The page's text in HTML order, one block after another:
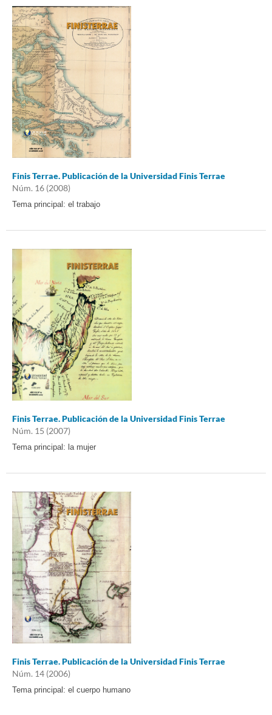
Finis Terrae. Publicación de la Universidad Finis Terrae
Núm. 16 (2008)
Tema principal: el trabajo
Finis Terrae. Publicación de la Universidad Finis Terrae
Núm. 15 (2007)
Tema principal: la mujer
Finis Terrae. Publicación de la Universidad Finis Terrae
Núm. 14 (2006)
Tema principal: el cuerpo humano